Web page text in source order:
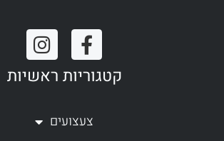
F
a
c
b
o
I
n
s
a
קטגוריות ראשיות
צעצועים